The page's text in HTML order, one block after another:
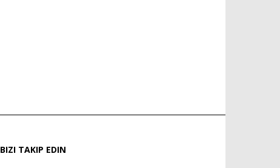
BIZI TAKIP EDIN